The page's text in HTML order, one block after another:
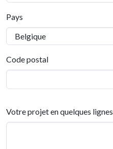
Pays
Code postal
Votre projet en quelques lignes